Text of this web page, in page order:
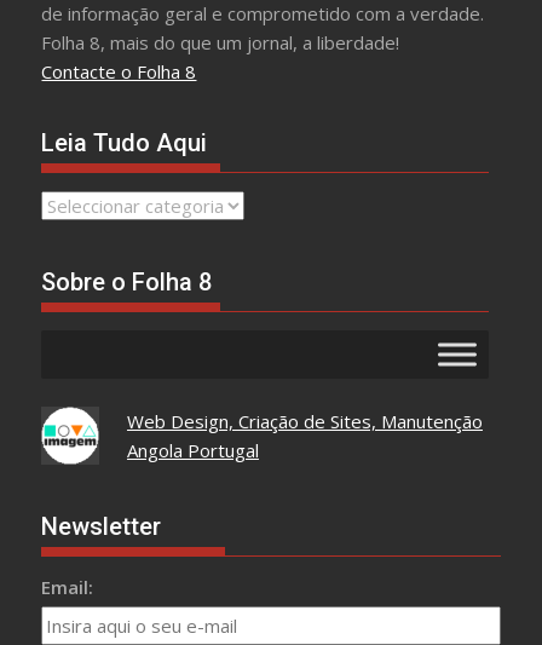
de informação geral e comprometido com a verdade.
Folha 8, mais do que um jornal, a liberdade!
Contacte o Folha 8
Leia Tudo Aqui
Leia
Sobre o Folha 8
Web Design, Criação de Sites, Manutenção
Angola Portugal
Newsletter
Email: